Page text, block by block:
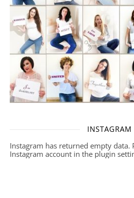
INSTAGRAM
Instagram has returned empty data.
Instagram account in the plugin